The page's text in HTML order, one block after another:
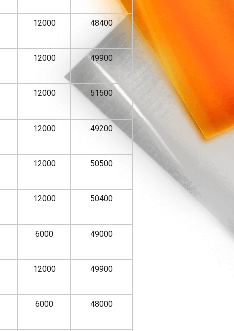
12000 48400
12000 49900
12000 51500
12000 49200
12000 50500
12000 50400
6000 49000
12000 49900
6000 48000